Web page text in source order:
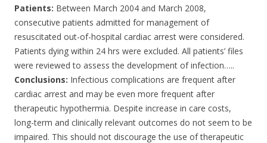
Patients: Between March 2004 and March 2008,
consecutive patients admitted for management of
resuscitated out-of-hospital cardiac arrest were considered.
Patients dying within 24 hrs were excluded. All patients’ files
were reviewed to assess the development of infection…..
Conclusions: Infectious complications are frequent after
cardiac arrest and may be even more frequent after
therapeutic hypothermia. Despite increase in care costs,
long-term and clinically relevant outcomes do not seem to be
impaired. This should not discourage the use of therapeutic